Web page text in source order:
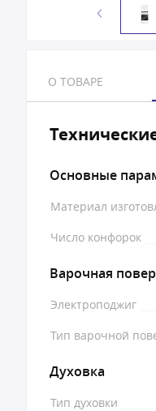
О ТОВАРЕ
Основные
Материал
Число конфорок
Варочная
Электроподжиг
Тип варочной
Духовка
Тип духовки